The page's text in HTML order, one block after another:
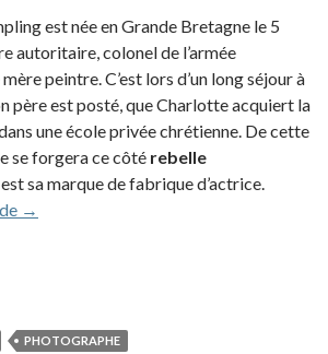
est née en Grande Bretagne le 5
autoritaire, colonel de l’armée
peintre. C’est lors d’un long séjour à
père est posté, que Charlotte acquiert la
une école privée chrétienne. De cette
se forgera ce côté rebelle
est sa marque de fabrique d’actrice.
Charlotte Rampling (1976-1997)
→
PHOTOGRAPHE